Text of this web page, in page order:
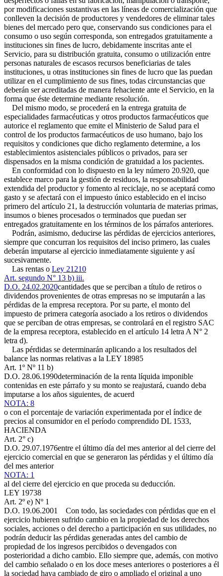
por modificaciones sustantivas en las líneas de comercialización que
conlleven la decisión de productores y vendedores de eliminar tales
bienes del mercado pero que, conservando sus condiciones para el
consumo o uso según corresponda, son entregados gratuitamente a
instituciones sin fines de lucro, debidamente inscritas ante el
Servicio, para su distribución gratuita, consumo o utilización entre
personas naturales de escasos recursos beneficiarias de tales
instituciones, u otras instituciones sin fines de lucro que las puedan
utilizar en el cumplimiento de sus fines, todas circunstancias que
deberán ser acreditadas de manera fehaciente ante el Servicio, en la
forma que éste determine mediante resolución.
Del mismo modo, se procederá en la entrega gratuita de
especialidades farmacéuticas y otros productos farmacéuticos que
autorice el reglamento que emite el Ministerio de Salud para el
control de los productos farmacéuticos de uso humano, bajo los
requisitos y condiciones que dicho reglamento determine, a los
establecimientos asistenciales públicos o privados, para ser
dispensados en la misma condición de gratuidad a los pacientes.
En conformidad con lo dispuesto en la ley número 20.920, que
establece marco para la gestión de residuos, la responsabilidad
extendida del productor y fomento al reciclaje, no se aceptará como
gasto y se afectará con el impuesto único establecido en el inciso
primero del artículo 21, la destrucción voluntaria de materias primas,
insumos o bienes procesados o terminados que puedan ser
entregados gratuitamente en los términos de los párrafos anteriores.
Podrán, asimismo, deducirse las pérdidas de ejercicios anteriores,
siempre que concurran los requisitos del inciso primero, las cuales
deberán imputarse al ejercicio inmediatamente siguiente y así
sucesivamente.
Las rentas o Ley 21210
Art. segundo N° 13 b) iii.
D.O. 24.02.2020cantidades que se perciban a título de retiros o
dividendos provenientes de otras empresas no se imputarán a las
pérdidas de la empresa receptora. Por su parte, el monto del
impuesto de primera categoría asociado a los retiros o dividendos
que se perciban de otras empresas, se controlará en el registro SAC
de la empresa receptora, establecido en el artículo 14 letra A N° 2
letra d).
Las pérdidas se determinarán aplicando a los resultados del
balance las normas relativas a la LEY 18985
Art. 1º Nº 11 b)
D.O. 28.06.1990determinación de la renta líquida imponible
contenidas en este párrafo y su monto se reajustará, cuando deba
imputarse a los años siguientes, de acuerd
NOTA: 8
o con el porcentaje de variación experimentada por el índice de
precios al consumidor en el período comprendido DL 1533,
HACIENDA
Art. 2° c)
D.O. 29.07.1976entre el último día del mes anterior al del cierre del
ejercicio comercial en que se generaron las pérdidas y el último día
del mes anterior
NOTA: 1
al del cierre del ejercicio en que proceda su deducción.
LEY 19738
Art. 2º e) Nº 1
D.O. 19.06.2001
Con todo, las sociedades con pérdidas que en el
ejercicio hubieren sufrido cambio en la propiedad de los derechos
sociales, acciones o del derecho a participación en sus utilidades, no
podrán deducir las pérdidas generadas antes del cambio de
propiedad de los ingresos percibidos o devengados con
posterioridad a dicho cambio. Ello siempre que, además, con motivo
del cambio señalado o en los doce meses anteriores o posteriores a él
la sociedad haya cambiado de giro o ampliado el original a uno